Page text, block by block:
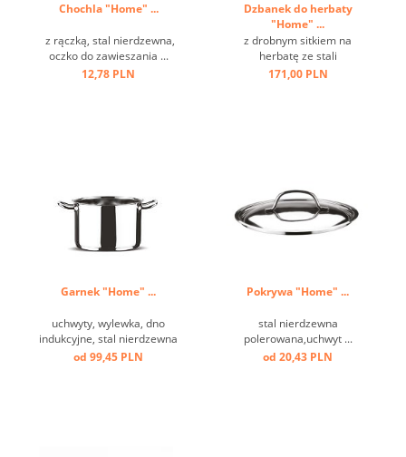
Chochla "Home" ...
z rączką, stal nierdzewna,
oczko do zawieszania ...
12,78 PLN
Dzbanek do herbaty
"Home" ...
z drobnym sitkiem na
herbatę ze stali
nierdzewnej,włącznie ze
...
171,00 PLN
Garnek "Home" ...
uchwyty, wylewka, dno
indukcyjne, stal nierdzewna
polerowana ...
od 99,45 PLN
Pokrywa "Home" ...
stal nierdzewna
polerowana,uchwyt ...
od 20,43 PLN